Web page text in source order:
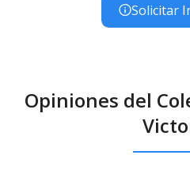
Solicitar
Opiniones del